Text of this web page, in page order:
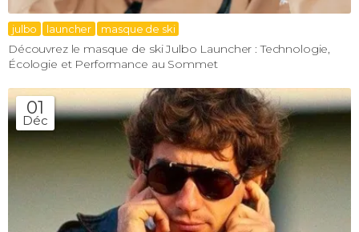
julbo launcher masque de ski
Découvrez le masque de ski Julbo Launcher : Technologie,
Écologie et Performance au Sommet
01
Déc